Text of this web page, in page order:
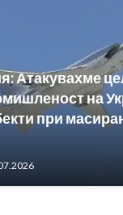
Атакувахме
на
при